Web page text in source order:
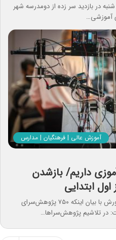
در بازدید سر زده از دومدرسه شهر
آموزشی…
آموزش عالی | فرهنگیان | مدارس
داریم/ بازشدن
ابتدایی
رئیس پژوهشگاه مطالعات آموزش و پرورش با بیان اینکه ۷۵۰ پژوهش‌سرای
در تلاشیم پژوهش‌سراها…